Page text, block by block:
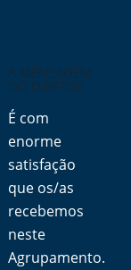
A MENSAGEM
DO DIRETOR
É com
enorme
satisfação
que os/as
recebemos
neste
Agrupamento.